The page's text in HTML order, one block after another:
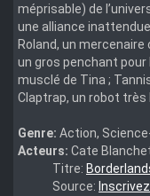
méprisable) de
une alliance
Roland, un
un gros penchant
musclé de Tina ;
Claptrap, un robot très
Genre: Action,
Acteurs: Cate
Titre:
Source: